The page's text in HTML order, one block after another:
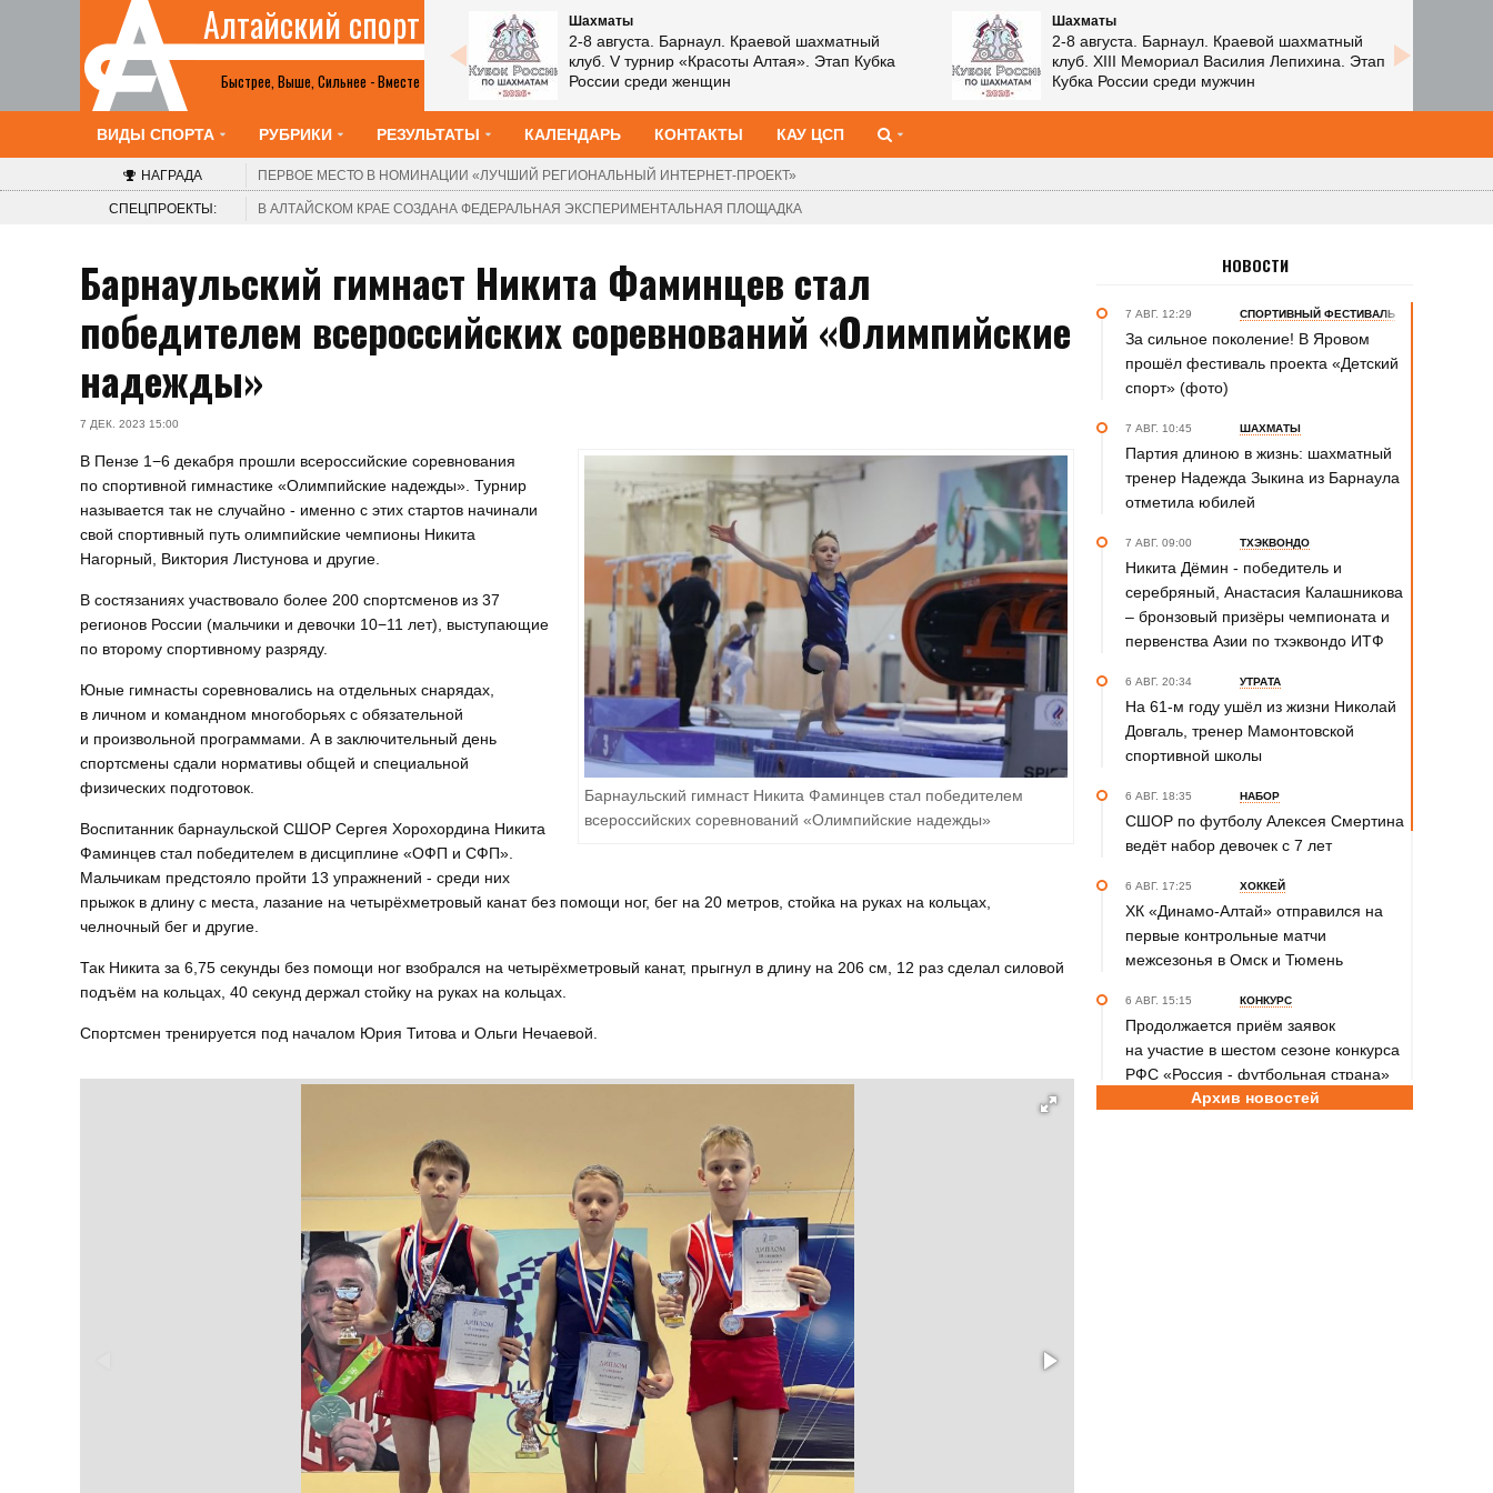
Быстрее, Выше, Сильнее - Вместе
Алтайский спорт
Все анонсы
Шахматы
2-8 августа. Барнаул. Краевой шахматный
клуб. V турнир «Красоты Алтая». Этап Кубка
России среди женщин
Шахматы
2-8 августа. Барнаул. Краевой шахматный
клуб. XIII Мемориал Василия Лепихина. Этап
Кубка России среди мужчин
ВИДЫ СПОРТА РУБРИКИ РЕЗУЛЬТАТЫ КАЛЕНДАРЬ КОНТАКТЫ КАУ ЦСП
НАГРАДА ПЕРВОЕ МЕСТО В НОМИНАЦИИ «ЛУЧШИЙ РЕГИОНАЛЬНЫЙ ИНТЕРНЕТ-ПРОЕКТ»
СПЕЦПРОЕКТЫ: В АЛТАЙСКОМ КРАЕ СОЗДАНА ФЕДЕРАЛЬНАЯ ЭКСПЕРИМЕНТАЛЬНАЯ ПЛОЩАДКА
Барнаульский гимнаст Никита Фаминцев стал
победителем всероссийских соревнований «Олимпийские
надежды»
7 ДЕК. 2023 15:00
Барнаульский гимнаст Никита Фаминцев стал победителем
всероссийских соревнований «Олимпийские надежды»
В Пензе 1−6 декабря прошли всероссийские соревнования
по спортивной гимнастике «Олимпийские надежды». Турнир
называется так не случайно - именно с этих стартов начинали
свой спортивный путь олимпийские чемпионы Никита
Нагорный, Виктория Листунова и другие.
В состязаниях участвовало более 200 спортсменов из 37
регионов России (мальчики и девочки 10−11 лет), выступающие
по второму спортивному разряду.
Юные гимнасты соревновались на отдельных снарядах,
в личном и командном многоборьях с обязательной
и произвольной программами. А в заключительный день
спортсмены сдали нормативы общей и специальной
физических подготовок.
Воспитанник барнаульской СШОР Сергея Хорохордина Никита
Фаминцев стал победителем в дисциплине «ОФП и СФП».
Мальчикам предстояло пройти 13 упражнений - среди них
прыжок в длину с места, лазание на четырёхметровый канат без помощи ног, бег на 20 метров, стойка на руках на кольцах,
челночный бег и другие.
Так Никита за 6,75 секунды без помощи ног взобрался на четырёхметровый канат, прыгнул в длину на 206 см, 12 раз сделал силовой
подъём на кольцах, 40 секунд держал стойку на руках на кольцах.
Спортсмен тренируется под началом Юрия Титова и Ольги Нечаевой.
НОВОСТИ
7 АВГ. 12:29 СПОРТИВНЫЙ ФЕСТИВАЛЬ
За сильное поколение! В Яровом
прошёл фестиваль проекта «Детский
спорт» (фото)
7 АВГ. 10:45 ШАХМАТЫ
Партия длиною в жизнь: шахматный
тренер Надежда Зыкина из Барнаула
отметила юбилей
7 АВГ. 09:00 ТХЭКВОНДО
Никита Дёмин - победитель и
серебряный, Анастасия Калашникова
– бронзовый призёры чемпионата и
первенства Азии по тхэквондо ИТФ
6 АВГ. 20:34 УТРАТА
На 61-м году ушёл из жизни Николай
Довгаль, тренер Мамонтовской
спортивной школы
6 АВГ. 18:35 НАБОР
СШОР по футболу Алексея Смертина
ведёт набор девочек с 7 лет
6 АВГ. 17:25 ХОККЕЙ
ХК «Динамо-Алтай» отправился на
первые контрольные матчи
межсезонья в Омск и Тюмень
6 АВГ. 15:15 КОНКУРС
Продолжается приём заявок
на участие в шестом сезоне конкурса
РФС «Россия - футбольная страна»
Архив новостей